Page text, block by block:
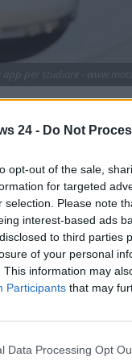
24 - Do Not
opt-out of the sale,
for targeted
selection. Please note
interest-based ads
to third parties
of your personal
This information may
Participants that may
Data Processing Opt
scaricare
patente di
strade pubbliche
Poi verrà tutto il
e molto
reatoe può
mezzo per 3
– comprese
aver compiuto